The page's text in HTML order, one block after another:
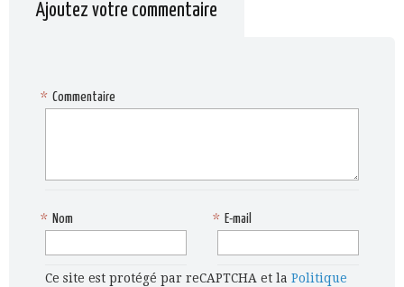
Ajoutez votre commentaire
Commentaire
*
Nom
* E-mail
*
Ce site est protégé par reCAPTCHA et la Politique